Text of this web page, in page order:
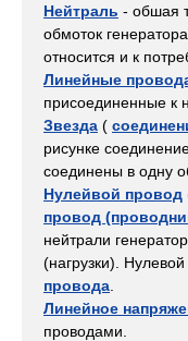
Нейтраль - обшая
обмоток
относится и к
Линейные
присоединенные к
Звезда (
рисунке
соединены в одну
Нулейвой провод
провод
нейтрали
(нагрузки).
провода
Линейное
проводами.